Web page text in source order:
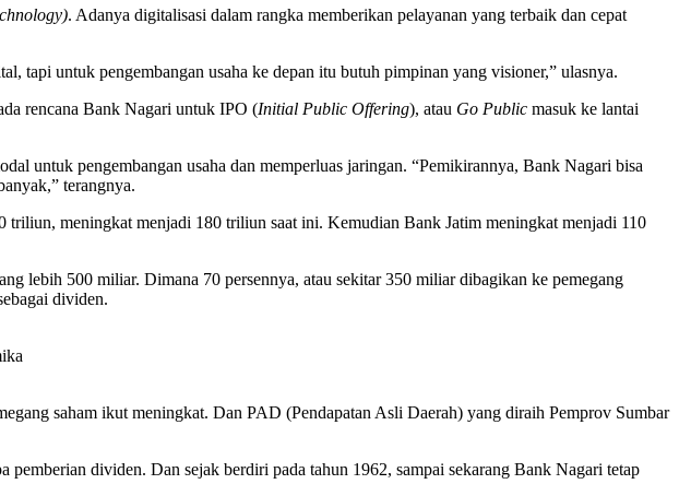
. Adanya digitalisasi dalam rangka memberikan pelayanan yang terbaik dan cepat
tapi untuk pengembangan usaha ke depan itu butuh pimpinan yang visioner,” ulasnya.
rencana Bank Nagari untuk IPO (Initial Public Offering), atau Go Public masuk ke lantai
untuk pengembangan usaha dan memperluas jaringan. “Pemikirannya, Bank Nagari bisa
terangnya.
triliun, meningkat menjadi 180 triliun saat ini. Kemudian Bank Jatim meningkat menjadi 110
lebih 500 miliar. Dimana 70 persennya, atau sekitar 350 miliar dibagikan ke pemegang
dividen.
saham ikut meningkat. Dan PAD (Pendapatan Asli Daerah) yang diraih Pemprov Sumbar
dividen. Dan sejak berdiri pada tahun 1962, sampai sekarang Bank Nagari tetap